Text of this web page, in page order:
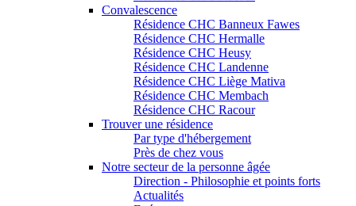
Convalescence
Résidence CHC Banneux Fawes
Résidence CHC Hermalle
Résidence CHC Heusy
Résidence CHC Landenne
Résidence CHC Liège Mativa
Résidence CHC Membach
Résidence CHC Racour
Trouver une résidence
Par type d'hébergement
Près de chez vous
Notre secteur de la personne âgée
Direction - Philosophie et points forts
Actualités